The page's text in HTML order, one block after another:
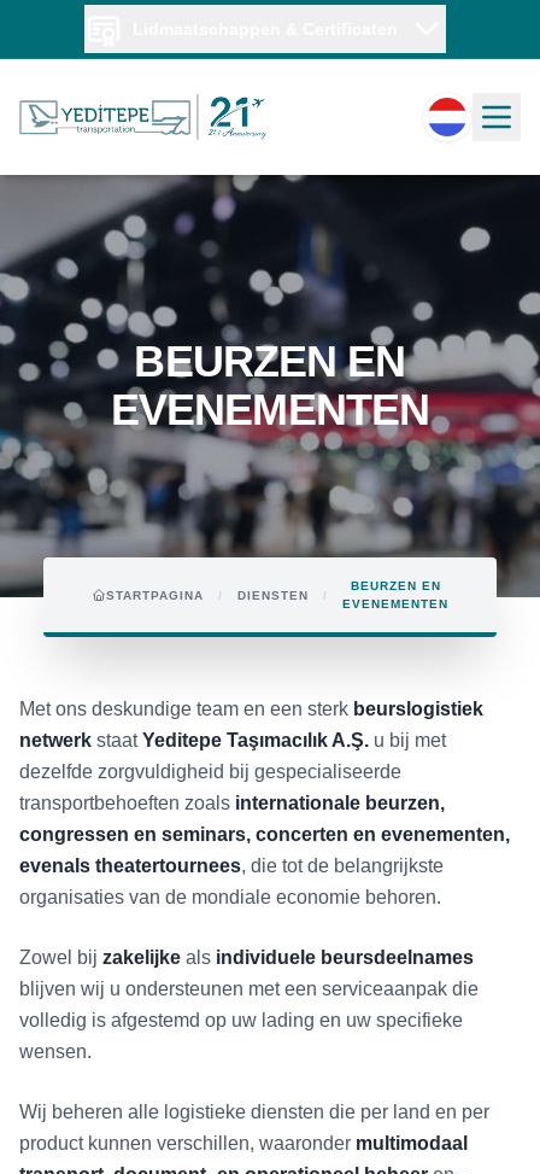
BEURZEN EN
EVENEMENTEN
STARTPAGINA / DIENSTEN /
BEURZEN EN
EVENEMENTEN
Met ons deskundige team en een sterk beurslogistiek
netwerk staatYeditepe Taşımacılık A.Ş. u bij met
dezelfde zorgvuldigheid bij gespecialiseerde
transportbehoeften zoals internationale beurzen,
congressen en seminars, concerten en evenementen,
evenals theater­tournees, die tot de belangrijkste
organisaties van de mondiale economie behoren.
Zowel bij zakelijke als individuele beursdeelnames
blijven wij u ondersteunen met een serviceaanpak die
volledig is afgestemd op uw lading en uw specifieke
wensen.
Wij beheren alle logistieke diensten die per land en per
product kunnen verschillen, waaronder multimodaal